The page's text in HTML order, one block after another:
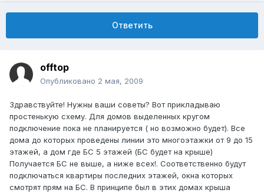
Ответить
offtop
Опубликовано 2 мая, 2009
Здравствуйте! Нужны ваши советы? Вот прикладываю
простенькую схему. Для домов выделенных кругом
подключение пока не планируется ( но возможно будет). Все
дома до которых проведены линии это многоэтажки от 9 до 15
этажей, а дом где БС 5 этажей (БС будет на крыше)
Получается БС не выше, а ниже всех!. Соответственно будут
подключаться квартиры последних этажей, окна которых
смотрят прям на БС. В принципе был в этих домах крыша